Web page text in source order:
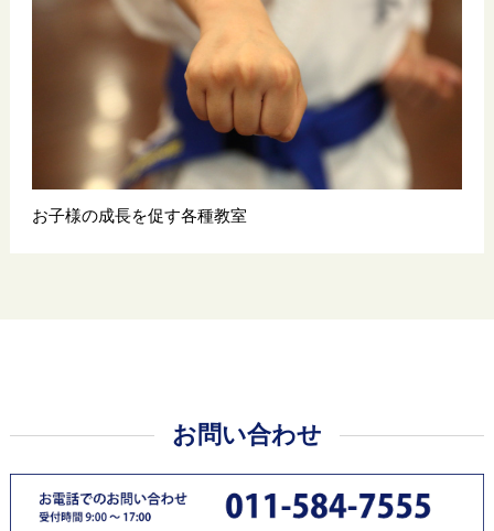
お子様の成長を促す各種教室
お問い合わせ